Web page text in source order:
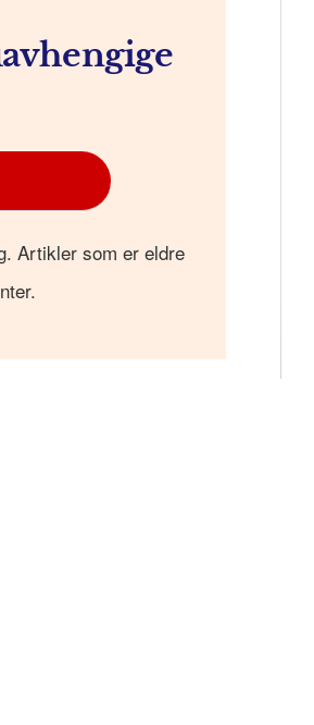
Artikler som er eldre